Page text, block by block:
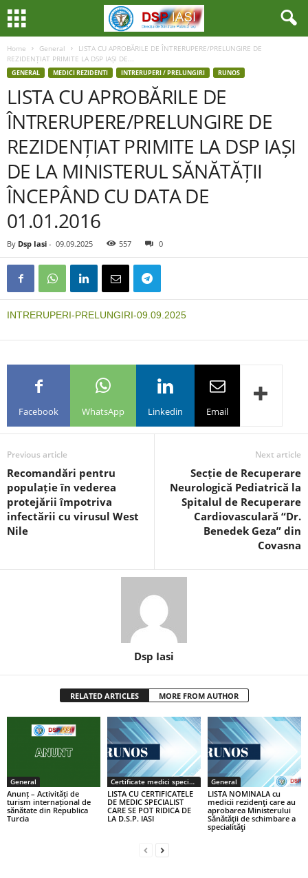
Home General
LISTA CU APROBĂRILE DE ÎNTRERUPERE/PRELUNGIRE DE
REZIDENȚIAT PRIMITE LA DSP IAȘI DE...
GENERAL MEDICI REZIDENTI INTRERUPERI / PRELUNGIRI RUNOS
LISTA CU APROBĂRILE DE
ÎNTRERUPERE/PRELUNGIRE DE
REZIDENȚIAT PRIMITE LA DSP IAȘI
DE LA MINISTERUL SĂNĂTĂȚII
ÎNCEPÂND CU DATA DE
01.01.2016
By Dsp Iasi - 09.09.2025 557 0
INTRERUPERI-PRELUNGIRI-09.09.2025
Facebook WhatsApp Linkedin Email
Previous article
Recomandări pentru
populație în vederea
protejării împotriva
infectării cu virusul West
Nile
Next article
Secție de Recuperare
Neurologică Pediatrică la
Spitalul de Recuperare
Cardiovasculară “Dr.
Benedek Geza” din
Covasna
Dsp Iasi
RELATED ARTICLES MORE FROM AUTHOR
General
Anunț – Activități de
turism internațional de
sănătate din Republica
Turcia
Certificate medici specialiști / primari
LISTA CU CERTIFICATELE
DE MEDIC SPECIALIST
CARE SE POT RIDICA DE
LA D.S.P. IASI
General
LISTA NOMINALA cu
medicii rezidenţi care au
aprobarea Ministerului
Sănătăţii de schimbare a
specialităţi